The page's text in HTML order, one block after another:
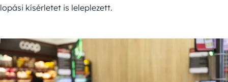
lopási kísérletet is leleplezett.